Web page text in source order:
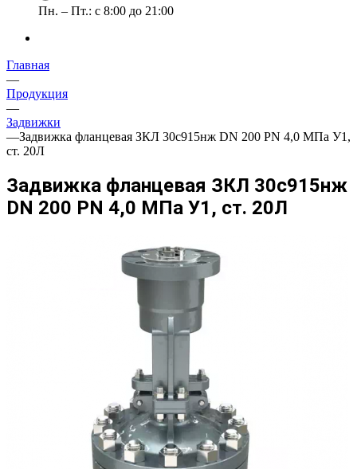
Пн. – Пт.: с 8:00 до 21:00
Главная
—
Продукция
—
Задвижки
—Задвижка фланцевая ЗКЛ 30с915нж DN 200 PN 4,0 МПа У1,
ст. 20Л
Задвижка фланцевая ЗКЛ 30с915нж
DN 200 PN 4,0 МПа У1, ст. 20Л